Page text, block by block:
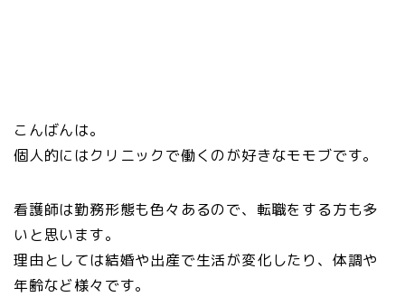
こんばんは。
個人的にはクリニックで働くのが好きなモモブです。
看護師は勤務形態も色々あるので、転職をする方も多
いと思います。
理由としては結婚や出産で生活が変化したり、体調や
年齢など様々です。